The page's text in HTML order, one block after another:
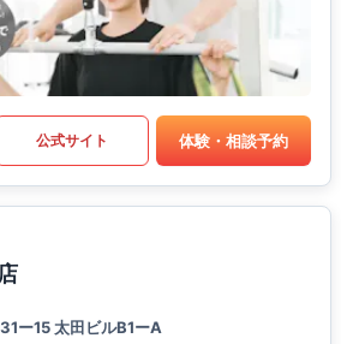
公式サイト 体験・相談予約
ー15 太田ビルB1ーA